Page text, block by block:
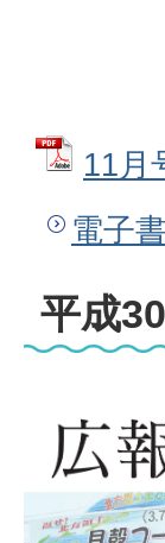
11月
電子
平成